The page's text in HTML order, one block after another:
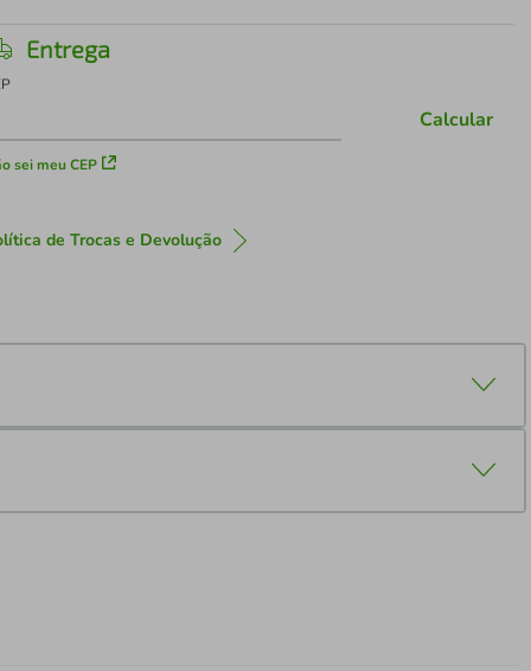
Entrega
sei meu CEP
Calcular
de Trocas e Devolução